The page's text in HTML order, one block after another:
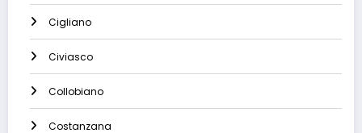
Cigliano
Civiasco
Collobiano
Costanzana